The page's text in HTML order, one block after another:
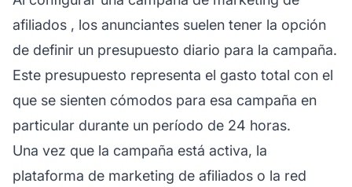
afiliados , los anunciantes suelen tener la opción
de definir un presupuesto diario para la campaña.
Este presupuesto representa el gasto total con el
que se sienten cómodos para esa campaña en
particular durante un período de 24 horas.
Una vez que la campaña está activa, la
plataforma de marketing de afiliados o la red